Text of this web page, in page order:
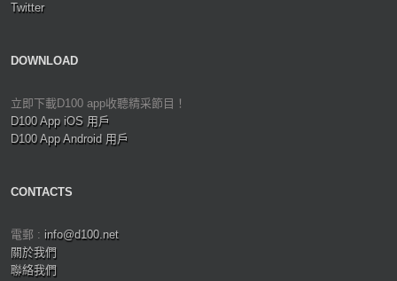
Twitter
DOWNLOAD
立即下載D100 app收聽精采節目！
D100 App iOS 用戶
D100 App Android 用戶
CONTACTS
電郵 : info@d100.net
關於我們
聯絡我們